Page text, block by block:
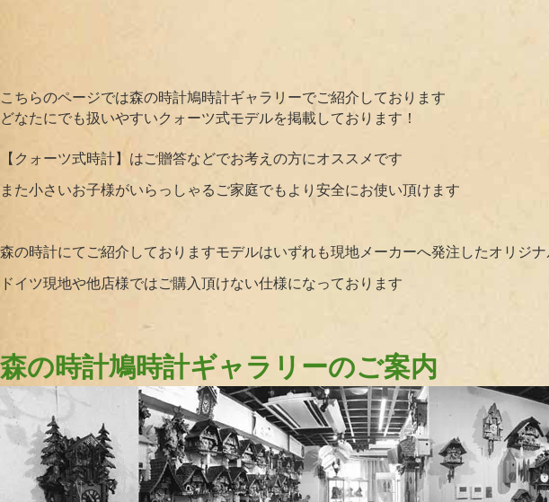
こちらのページでは森の時計鳩時計ギャラリーでご紹介しております
どなたにでも扱いやすいクォーツ式モデルを掲載しております！
【クォーツ式時計】はご贈答などでお考えの方にオススメです
また小さいお子様がいらっしゃるご家庭でもより安全にお使い頂けます
森の時計にてご紹介しておりますモデルはいずれも現地メーカーへ発注したオリジ
ドイツ現地や他店様ではご購入頂けない仕様になっております
森の時計鳩時計ギャラリーのご案内